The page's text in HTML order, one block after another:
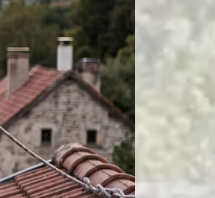
sylvain bury
Très bon Professionnel Recommandé